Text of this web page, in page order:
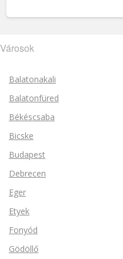
Városok
Balatonakali
Balatonfüred
Békéscsaba
Bicske
Budapest
Debrecen
Eger
Etyek
Fonyód
Gödöllő